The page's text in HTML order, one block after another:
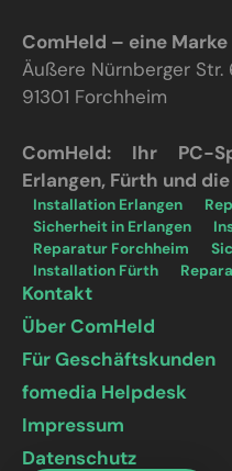
ComHeld – eine
Äußere Nürnberger Str.
91301 Forchheim
ComHeld: Ihr PC-
Erlangen, Fürth und
Installation Erlangen
Sicherheit in Erlangen
Reparatur Forchheim
Installation Fürth
Kontakt
Über ComHeld
Für Geschäftskunden
fomedia Helpdesk
Impressum
Datenschutz